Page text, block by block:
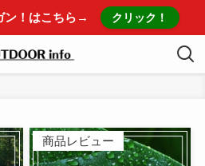
ン！はこちら→ クリック！
商品レビュー